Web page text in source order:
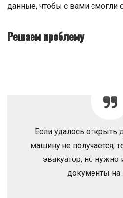
данные, чтобы с вами смогли
Решаем проблему
Если удалось открыть
машину не получается,
эвакуатор, но нужно
документы на